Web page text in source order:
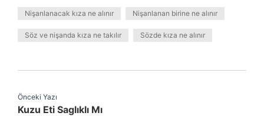
Nişanlanacak kıza ne alınır Nişanlanan birine ne alınır
Söz ve nişanda kıza ne takılır Sözde kıza ne alınır
Önceki Yazı
Kuzu Eti Saglıklı Mı